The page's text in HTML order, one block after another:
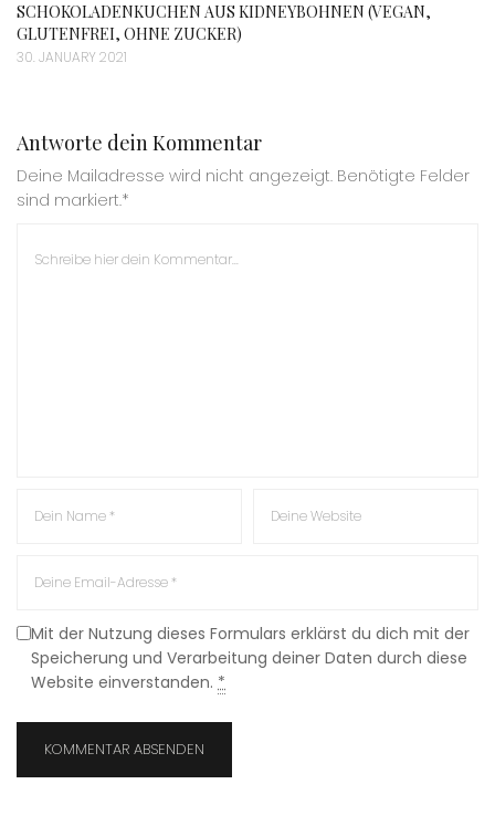
SCHOKOLADENKUCHEN AUS KIDNEYBOHNEN (VEGAN,
GLUTENFREI, OHNE ZUCKER)
30. JANUARY 2021
Antworte dein Kommentar
Deine Mailadresse wird nicht angezeigt. Benötigte Felder
sind markiert.*
Mit der Nutzung dieses Formulars erklärst du dich mit der
Speicherung und Verarbeitung deiner Daten durch diese
Website einverstanden. *